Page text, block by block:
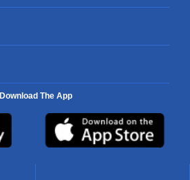
Download The App